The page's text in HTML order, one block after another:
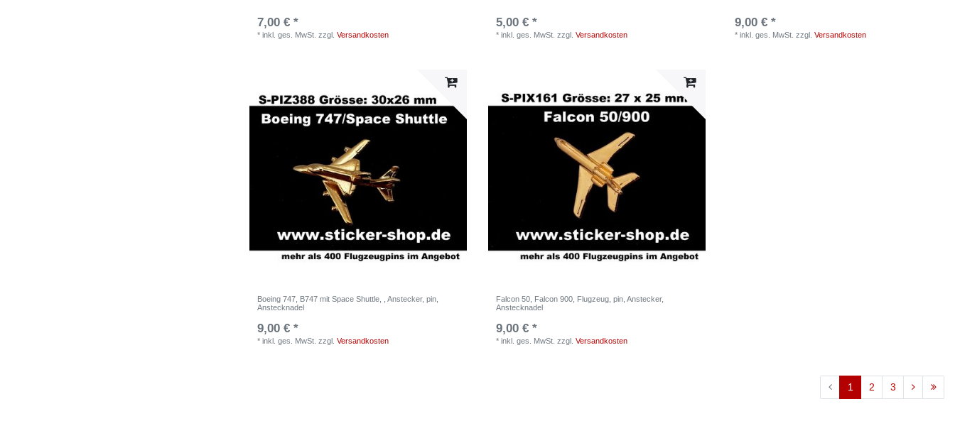
7,00 € *
*inkl. ges. MwSt. zzgl.Versandkosten
5,00 € *
*inkl. ges. MwSt. zzgl.Versandkosten
9,00 € *
*inkl. ges. MwSt. zzgl.Versandkosten
Boeing 747, B747 mit Space Shuttle, , Anstecker, pin,
Anstecknadel
9,00 € *
*inkl. ges. MwSt. zzgl.Versandkosten
Falcon 50, Falcon 900, Flugzeug, pin, Anstecker,
Anstecknadel
9,00 € *
*inkl. ges. MwSt. zzgl.Versandkosten
1 2 3